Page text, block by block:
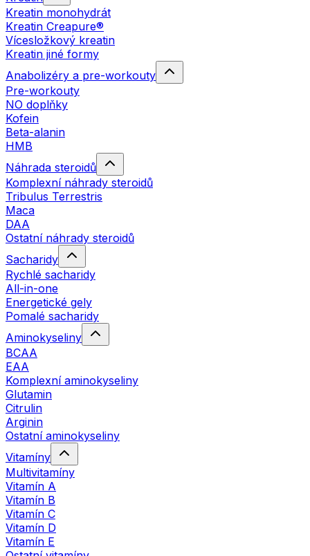
Kreatin monohydrát
Kreatin Creapure®
Vícesložkový kreatin
Kreatin jiné formy
Anabolizéry a pre-workouty
Pre-workouty
NO doplňky
Kofein
Beta-alanin
HMB
Náhrada steroidů
Komplexní náhrady steroidů
Tribulus Terrestris
Maca
DAA
Ostatní náhrady steroidů
Sacharidy
Rychlé sacharidy
All-in-one
Energetické gely
Pomalé sacharidy
Aminokyseliny
BCAA
EAA
Komplexní aminokyseliny
Glutamin
Citrulin
Arginin
Ostatní aminokyseliny
Vitamíny
Multivitamíny
Vitamín A
Vitamín B
Vitamín C
Vitamín D
Vitamín E